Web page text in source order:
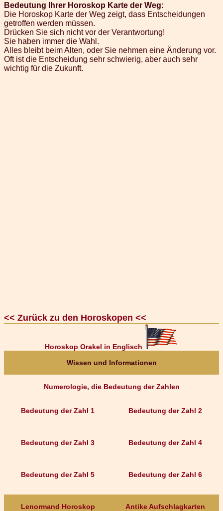
Bedeutung Ihrer Horoskop Karte der Weg:
Die Horoskop Karte der Weg zeigt, dass Entscheidungen
getroffen werden müssen.
Drücken Sie sich nicht vor der Verantwortung!
Sie haben immer die Wahl.
Alles bleibt beim Alten, oder Sie nehmen eine Änderung vor.
Oft ist die Entscheidung sehr schwierig, aber auch sehr
wichtig für die Zukunft.
<< Zurück zu den Horoskopen <<
Horoskop Orakel in Englisch
Wissen und Informationen
Numerologie, die Bedeutung der Zahlen
Bedeutung der Zahl 1
Bedeutung der Zahl 3
Bedeutung der Zahl 5
Bedeutung der Zahl 2
Bedeutung der Zahl 4
Bedeutung der Zahl 6
Lenormand Horoskop Antike Aufschlagkarten